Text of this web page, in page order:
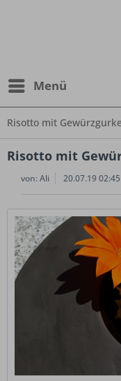
Menü
Risotto mit
Risotto mit
von:Ali 20.07.19 02:45